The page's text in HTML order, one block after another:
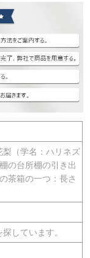
（学名：ハリネズ
の台所棚の引き出
茶箱の一つ：長さ
しています。